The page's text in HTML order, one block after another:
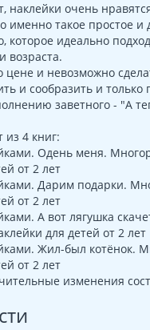
наклейки очень
именно такое простое и
которое идеально
возраста.
и невозможно
и сообразить и только
заветного - "А
из 4 книг:
Одень меня.
от 2 лет
Дарим подарки.
от 2 лет
А вот лягушка
для детей от 2 лет
Жил-был котёнок.
от 2 лет
изменения